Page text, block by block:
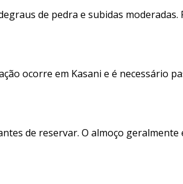
de pedra e subidas moderadas.
ocorre em Kasani e é necessário
de reservar. O almoço geralmente